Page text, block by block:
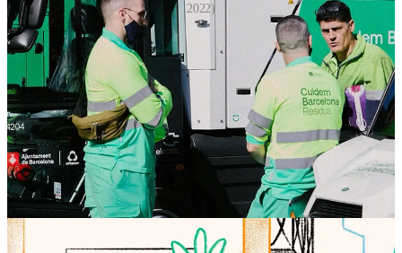
2022)
_ Le cycle de conférences Dématérialiser pour mieux régner,
organisé par le collectif Le Mouton numérique. L’objectif :
interroger les orientations politiques derrière les outils numériques de
l’action sociale. Conséquences de la dématérialisation sur les non-
recours aux droits ou de la numérisation sur le travail social et
administratif, algorithmisation du contrôle CAF… Pour lire les
comptes-rendus du journaliste Hubert Guillaud ou réécouter les trois
premières rencontres dans leur intégralité,rendez-vous sur le site du
collectif.
Les deux prochains rendez-vous interrogeront l'outillage des luttes à
l’échelle européenne (2 février 2023) et les liens entre
dématérialisation et cabinets de conseil (9 mars 2023).